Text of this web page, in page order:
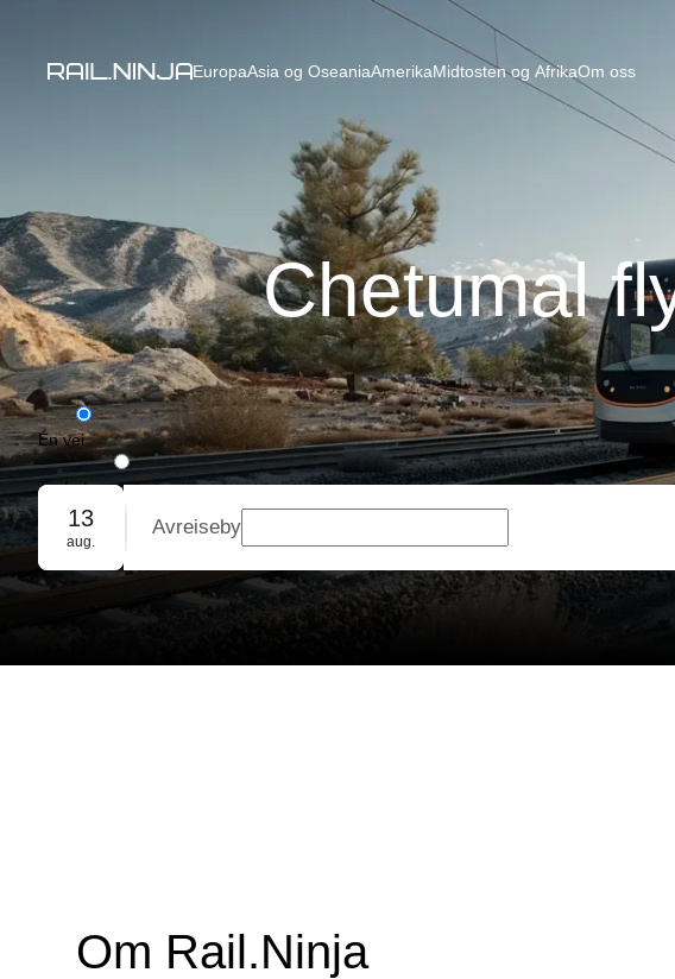
EuropaAsia og OseaniaAmerikaMidtosten og AfrikaOm oss
Chetumal
Én vei
Tur/retur
Gruppebooking
13
aug.
Avreiseby
Om Rail.Ninja